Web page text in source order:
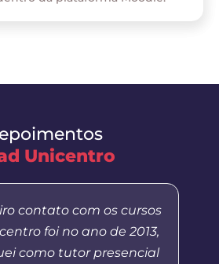
Unicentro
contato com os cursos
foi no ano de 2013,
como tutor presencial